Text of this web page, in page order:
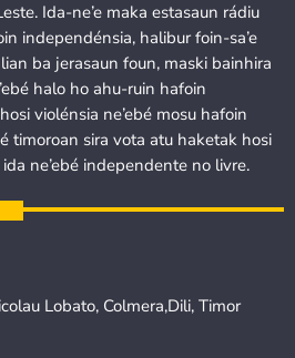
Ida-ne’e maka estasaun rádiu
independénsia, halibur foin-sa’e
ba jerasaun foun, maski bainhira
halo ho ahu-ruin hafoin
violénsia ne’ebé mosu hafoin
timoroan sira vota atu haketak hosi
ne’ebé independente no livre.
Lobato, Colmera,Dili, Timor